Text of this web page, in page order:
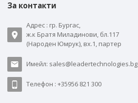
За контакти
Адрес : гр. Бургас,
ж.к Братя Миладинови, бл.117
(Народен Юмрук), вх.1, партер
Имейл: sales@leadertechnologies.bg
Телефон : +35956 821 300